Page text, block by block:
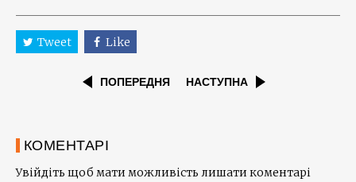
Tweet Like
ПОПЕРЕДНЯ НАСТУПНА
КОМЕНТАРІ
Увійдіть щоб мати можливість лишати коментарі